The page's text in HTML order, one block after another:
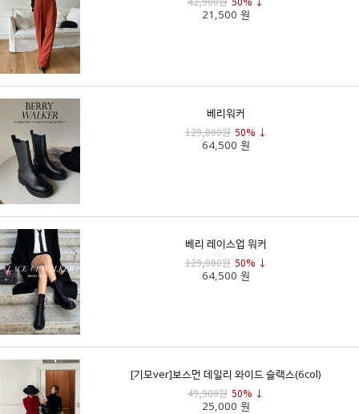
21,500 원
베리워커
129,000원 50% ↓
64,500 원
베리 레이스업 워커
129,000원 50% ↓
64,500 원
[기모ver]보스먼 데일리 와이드 슬랙스(6col)
49,900원 50% ↓
25,000 원